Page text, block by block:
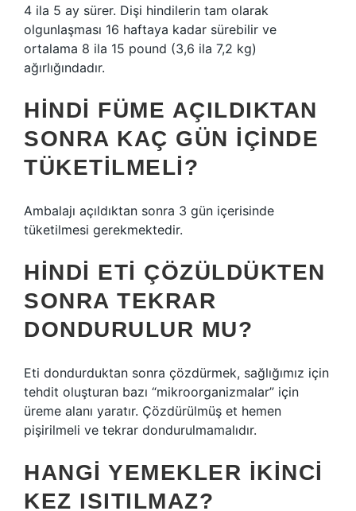
4 ila 5 ay sürer. Dişi hindilerin tam olarak
olgunlaşması 16 haftaya kadar sürebilir ve
ortalama 8 ila 15 pound (3,6 ila 7,2 kg)
ağırlığındadır.
HINDI FÜME AÇILDIKTAN
SONRA KAÇ GÜN IÇINDE
TÜKETILMELI?
Ambalajı açıldıktan sonra 3 gün içerisinde
tüketilmesi gerekmektedir.
HINDI ETI ÇÖZÜLDÜKTEN
SONRA TEKRAR
DONDURULUR MU?
Eti dondurduktan sonra çözdürmek, sağlığımız için
tehdit oluşturan bazı “mikroorganizmalar” için
üreme alanı yaratır. Çözdürülmüş et hemen
pişirilmeli ve tekrar dondurulmamalıdır.
HANGI YEMEKLER IKINCI
KEZ ISITILMAZ?